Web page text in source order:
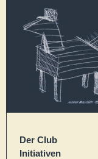
Der Club
Initiativen